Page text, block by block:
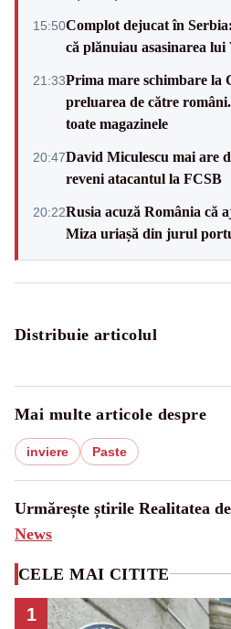
15:50Complot dejucat în
că plănuiau asasinarea lui
21:33Prima mare schimbare la
preluarea de către
toate magazinele
20:47David Miculescu mai are
reveni atacantul la FCSB
20:22Rusia acuză România că
Miza uriașă din jurul
Distribuie articolul
Mai multe articole despre
inviere Paste
Urmărește știrile Realitatea
News
CELE MAI CITITE
1